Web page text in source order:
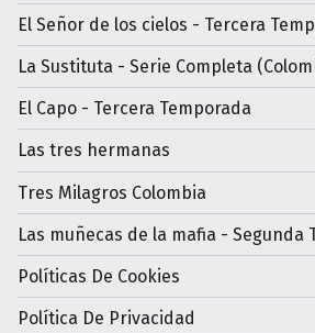
El Señor de los cielos - Tercera
La Sustituta - Serie Completa
El Capo - Tercera Temporada
Las tres hermanas
Tres Milagros Colombia
Las muñecas de la mafia - Segunda
Políticas De Cookies
Política De Privacidad